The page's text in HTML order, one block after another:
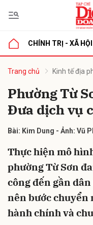
CHÍNH TRỊ - XÃ HỘI
Trang chủ Kinh tế địa
Phường Từ
Đưa dịch vụ
Bài: Kim Dung - Ảnh: Vũ
Thực hiện mô
phường Từ Sơn
công đến gần
nên bước chuyển
hành chính và
luận